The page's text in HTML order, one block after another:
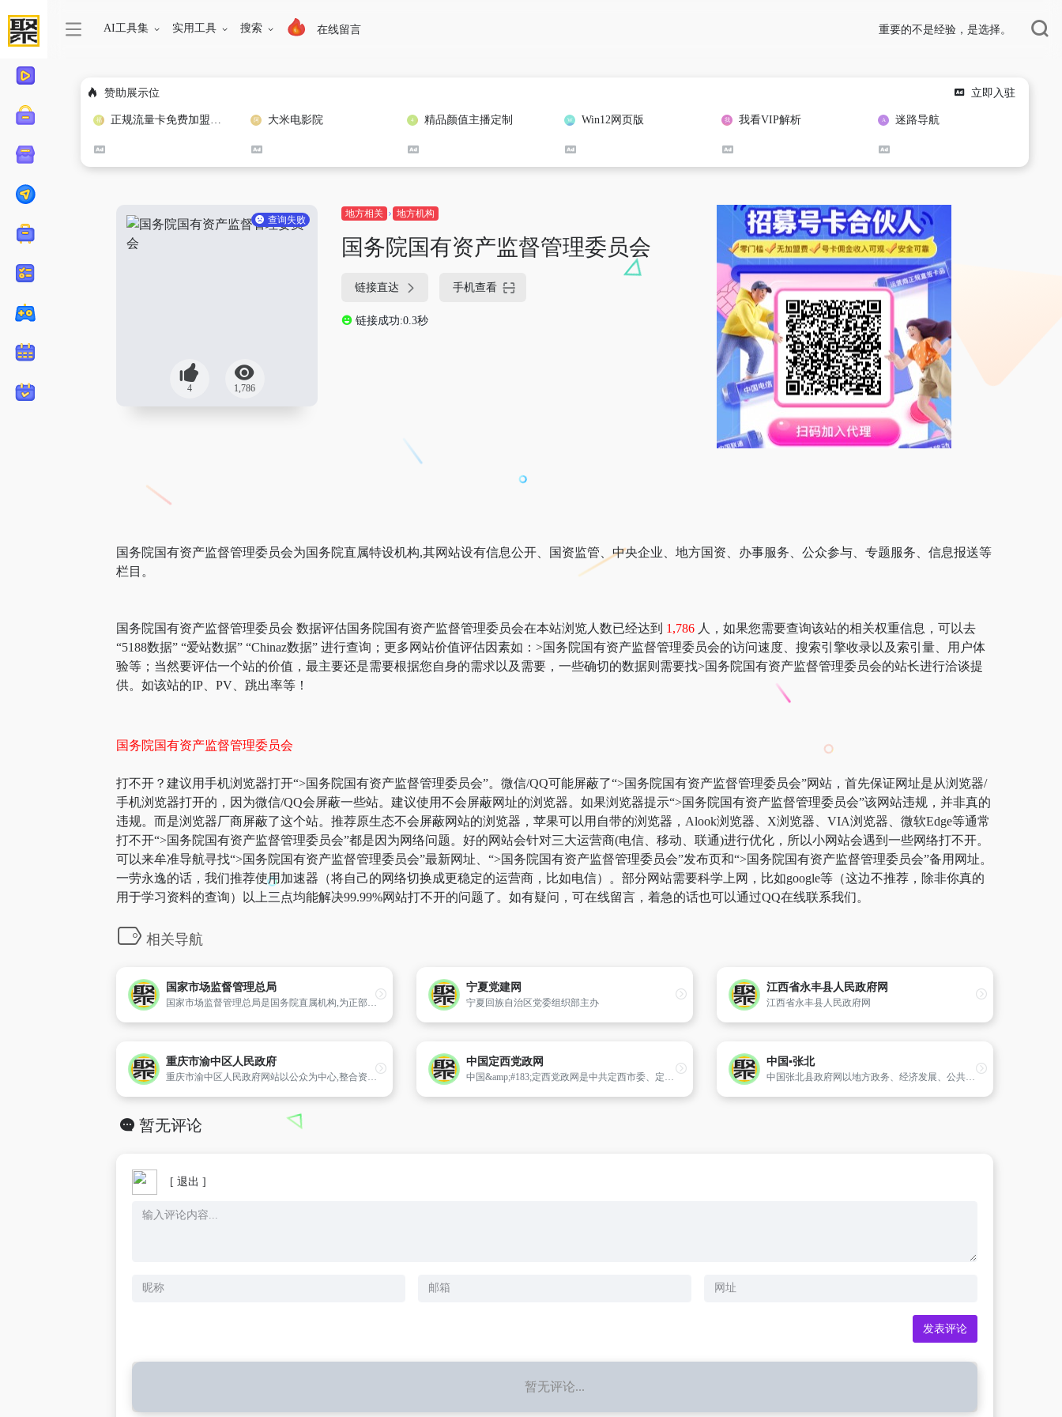
AI工具集 实用工具 搜索 在线留言 重要的不是经验，是选择。
赞助展示位 立即入驻
正规流量卡免费加盟合作 大米电影院 精品颜值主播定制 Win12网页版 我看VIP解析 迷路导航
查询失败
4 1,786
地方相关 地方机构
国务院国有资产监督管理委员会
链接直达 手机查看
链接成功:0.3秒
国务院国有资产监督管理委员会为国务院直属特设机构,其网站设有信息公开、国资监管、中央企业、地方国资、办事服务、公众参与、专题服务、信息报送等
栏目。
国务院国有资产监督管理委员会 数据评估国务院国有资产监督管理委员会在本站浏览人数已经达到 1,786 人，如果您需要查询该站的相关权重信息，可以去
“5188数据” “爱站数据” “Chinaz数据” 进行查询；更多网站价值评估因素如：>国务院国有资产监督管理委员会的访问速度、搜索引擎收录以及索引量、用户体
验等；当然要评估一个站的价值，最主要还是需要根据您自身的需求以及需要，一些确切的数据则需要找>国务院国有资产监督管理委员会的站长进行洽谈提
供。如该站的IP、PV、跳出率等！
国务院国有资产监督管理委员会
打不开？建议用手机浏览器打开“>国务院国有资产监督管理委员会”。微信/QQ可能屏蔽了“>国务院国有资产监督管理委员会”网站，首先保证网址是从浏览器/
手机浏览器打开的，因为微信/QQ会屏蔽一些站。建议使用不会屏蔽网址的浏览器。如果浏览器提示“>国务院国有资产监督管理委员会”该网站违规，并非真的
违规。而是浏览器厂商屏蔽了这个站。推荐原生态不会屏蔽网站的浏览器，苹果可以用自带的浏览器，Alook浏览器、X浏览器、VIA浏览器、微软Edge等通常
打不开“>国务院国有资产监督管理委员会”都是因为网络问题。好的网站会针对三大运营商(电信、移动、联通)进行优化，所以小网站会遇到一些网络打不开。
可以来牟准导航寻找“>国务院国有资产监督管理委员会”最新网址、“>国务院国有资产监督管理委员会”发布页和“>国务院国有资产监督管理委员会”备用网址。
一劳永逸的话，我们推荐使用加速器（将自己的网络切换成更稳定的运营商，比如电信）。部分网站需要科学上网，比如google等（这边不推荐，除非你真的
用于学习资料的查询）以上三点均能解决99.99%网站打不开的问题了。如有疑问，可在线留言，着急的话也可以通过QQ在线联系我们。
相关导航
国家市场监督管理总局
国家市场监督管理总局是国务院直属机构,为正部级。对外保留国家认证认可监督管理委员会、国家标准化管理委员会牌子。国家市场监督管理总局贯彻落实党中央关于市场监督管理工作的方针政策和决策部署,在履行职责过程中坚持和加强党对市场监督管理工作的集中统一领导。
宁夏党建网
宁夏回族自治区党委组织部主办
江西省永丰县人民政府网
江西省永丰县人民政府网
重庆市渝中区人民政府
重庆市渝中区人民政府网站以公众为中心,整合资源,突出政府服务社会的功能,面向社会公开政务信息,及时提供与百姓生活密切相关的各类实用信息和办事指南,通过政务门户网站平台,为企业、公众提供服务。
中国定西党政网
中国&amp;#183;定西党政网是中共定西市委、定西市人民政府面向社会公众,提供党务政务信息、网上办事、互动交流的网络平台,是全市党务政务外网群体的中心和枢纽,是透视了解定西全貌的窗口。
中国▪张北
中国张北县政府网以地方政务、经济发展、公共服务为中心,为公众提供张北县的政治、经济、社会、文化、旅游、招商引资等信息及政府部门的在线服务。
暂无评论
[ 退出 ]
暂无评论...